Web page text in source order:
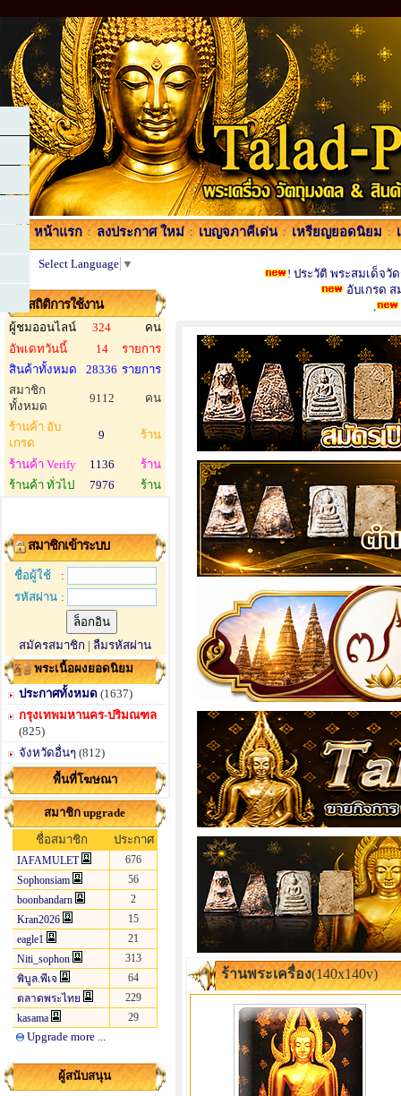
หน้าแรก : ลงประกาศ ใหม่ : เบญจภาคีเด่น : เหรียญยอดนิยม :
Select Language ▼
สถิติการใช้งาน
ผู้ชมออนไลน์ 324
คน
อัพเดทวันนี้
14
รายการ
สินค้าทั้งหมด
28336 รายการ
สมาชิก
ทั้งหมด
9112 คน
ร้านค้า อับ
เกรด
9 ร้าน
ร้านค้า Verify 1136
ร้าน
ร้านค้า ทั่วไป
7976 ร้าน
สมาชิกเข้าระบบ
ชื่อผู้ใช้
:
รหัสผ่าน :
สมัครสมาชิก | ลืมรหัสผ่าน
พระเนื้อผงยอดนิยม
ประกาศทั้งหมด (1637)
กรุงเทพมหานคร-ปริมณฑล
(825)
จังหวัดอื่นๆ (812)
พื้นที่โฆษณา
สมาชิก upgrade
ชื่อสมาชิก
ประกาศ
IAFAMULET
676
Sophonsiam
56
boonbandarn
2
Kran2026
15
eagle1
21
Niti_sophon
313
พิบูล.พีเจ
64
ตลาดพระไทย
229
kasama
29
Upgrade more ...
ผู้สนับสนุน
! ประวัติ พระสมเด็จวั
อับเกรด
,
ร้านพระเครื่อง(140x140v)